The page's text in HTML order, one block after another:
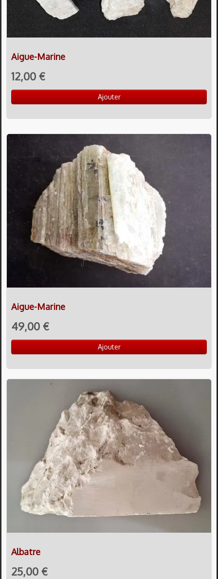
Aigue-Marine
12,00 €
Ajouter
Aigue-Marine
49,00 €
Ajouter
Albatre
25,00 €